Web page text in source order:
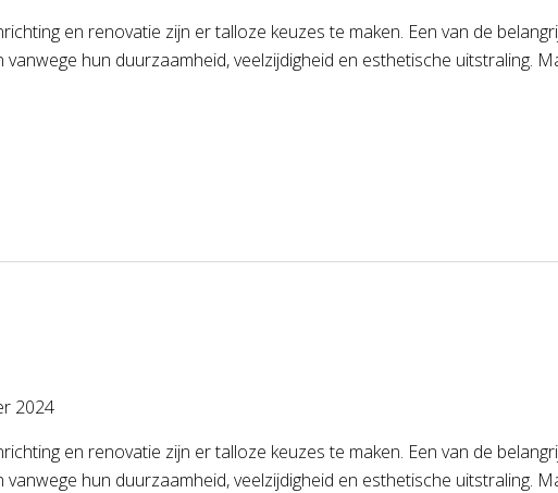
en renovatie zijn er talloze keuzes te maken. Een van de
vanwege hun duurzaamheid, veelzijdigheid en esthetische uitstraling.
2024
en renovatie zijn er talloze keuzes te maken. Een van de
vanwege hun duurzaamheid, veelzijdigheid en esthetische uitstraling.